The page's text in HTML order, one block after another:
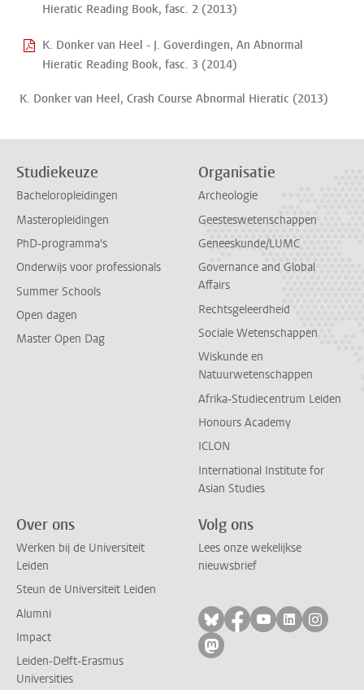
Hieratic Reading Book, fasc. 2 (2013)
K. Donker van Heel - J. Goverdingen, An Abnormal
Hieratic Reading Book, fasc. 3 (2014)
K. Donker van Heel, Crash Course Abnormal Hieratic (2013)
Studiekeuze
Bacheloropleidingen
Masteropleidingen
PhD-programma's
Onderwijs voor professionals
Summer Schools
Open dagen
Master Open Dag
Organisatie
Archeologie
Geesteswetenschappen
Geneeskunde/LUMC
Governance and Global
Affairs
Rechtsgeleerdheid
Sociale Wetenschappen
Wiskunde en
Natuurwetenschappen
Afrika-Studiecentrum Leiden
Honours Academy
ICLON
International Institute for
Asian Studies
Over ons
Werken bij de Universiteit
Leiden
Steun de Universiteit Leiden
Alumni
Impact
Leiden-Delft-Erasmus
Universities
Volg ons
Lees onze wekelijkse
nieuwsbrief
Volg ons op bluesky
Volg ons op
Volg ons op
Volg ons
Volg
Volg ons op mastodon